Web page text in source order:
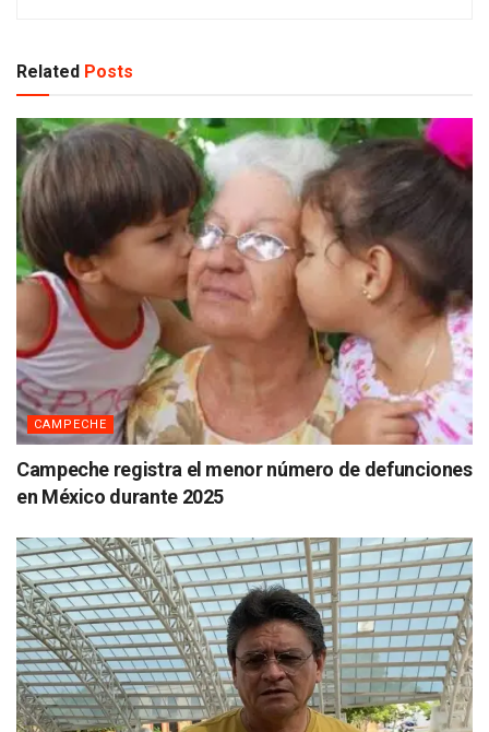
Related Posts
CAMPECHE
Campeche registra el menor número de defunciones
en México durante 2025